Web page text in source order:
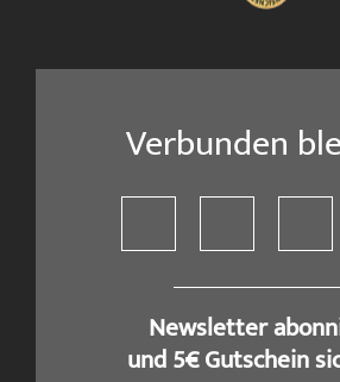
Verbunden
Newsletter
und 5€ Gutschein